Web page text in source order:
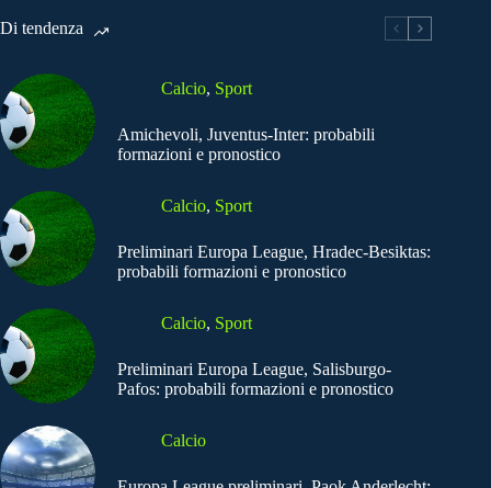
Di tendenza
Calcio, Sport
Amichevoli, Juventus-Inter: probabili
formazioni e pronostico
Calcio, Sport
Preliminari Europa League, Hradec-Besiktas:
probabili formazioni e pronostico
Calcio, Sport
Preliminari Europa League, Salisburgo-
Pafos: probabili formazioni e pronostico
Calcio